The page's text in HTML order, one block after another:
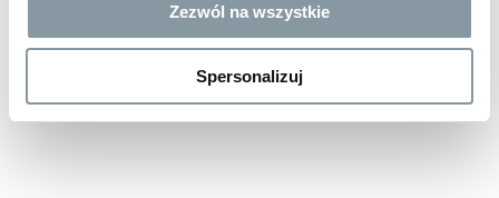
Zezwól na wszystkie
Spersonalizuj